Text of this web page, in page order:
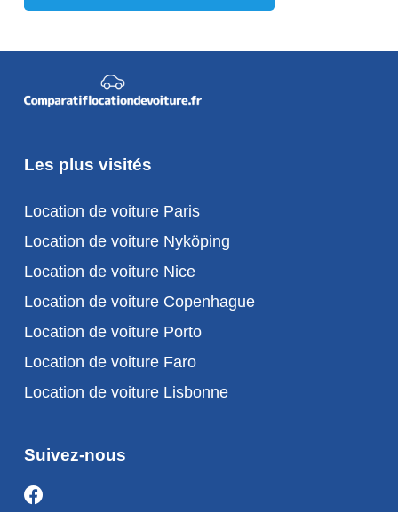
Les plus visités
Location de voiture Paris
Location de voiture Nyköping
Location de voiture Nice
Location de voiture Copenhague
Location de voiture Porto
Location de voiture Faro
Location de voiture Lisbonne
Suivez-nous